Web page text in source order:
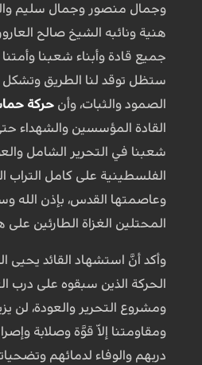
وجمال منصور وجمال سليم
هنية ونائبه الشيخ صالح
جميع قادة وأبناء شعبنا
ستظل توقد لنا الطريق وتشكل
الصمود والثبات، وأن حركة
القادة المؤسسين والشهداء
شعبنا في التحرير الشامل
الفلسطينية على كامل التراب
وعاصمتها القدس، بإذن الله
المحتلين الغزاة الطارئين على
وأكد أنَّ استشهاد القائد يحيى
الحركة الذين سبقوه على درب
ومشروع التحرير والعودة، لن
ومقاومتنا إلاّ قوَّة وصلابة
دربهم والوفاء لدمائهم